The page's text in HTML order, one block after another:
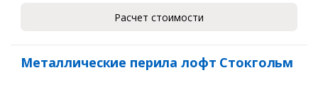
Расчет стоимости
Металлические перила лофт Стокгольм